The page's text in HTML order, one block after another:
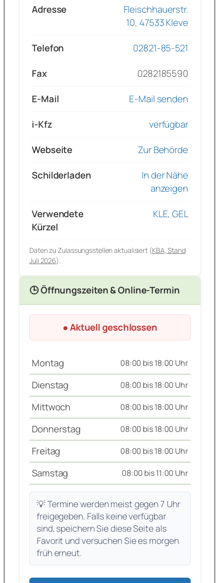
Adresse
Fleischhauerstr.
10, 47533 Kleve
Telefon
02821-85-521
Fax
0282185590
E-Mail
E-Mail senden
i-Kfz
verfügbar
Webseite
Zur Behörde
Schilderladen
In der Nähe
anzeigen
Verwendete
Kürzel
KLE, GEL
Daten zu Zulassungsstellen aktualisiert (KBA, Stand
Juli 2026).
🕒 Öffnungszeiten & Online-Termin
● Aktuell geschlossen
Montag 08:00 bis 18:00 Uhr
Dienstag 08:00 bis 18:00 Uhr
Mittwoch 08:00 bis 18:00 Uhr
Donnerstag 08:00 bis 18:00 Uhr
Freitag 08:00 bis 18:00 Uhr
Samstag 08:00 bis 11:00 Uhr
💡 Termine werden meist gegen 7 Uhr
freigegeben. Falls keine verfügbar
sind, speichern Sie diese Seite als
Favorit und versuchen Sie es morgen
früh erneut.